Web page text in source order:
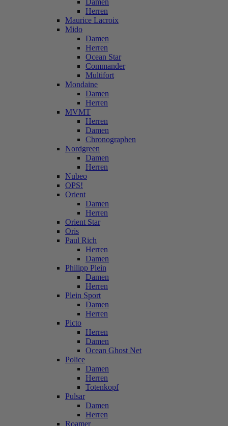
Damen
Herren
Maurice Lacroix
Mido
Damen
Herren
Ocean Star
Commander
Multifort
Mondaine
Damen
Herren
MVMT
Herren
Damen
Chronographen
Nordgreen
Damen
Herren
Nubeo
OPS!
Orient
Damen
Herren
Orient Star
Oris
Paul Rich
Herren
Damen
Philipp Plein
Damen
Herren
Plein Sport
Damen
Herren
Picto
Herren
Damen
Ocean Ghost Net
Police
Damen
Herren
Totenkopf
Pulsar
Damen
Herren
Roamer